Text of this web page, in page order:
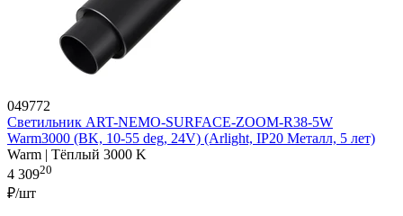
049772
Светильник ART-NEMO-SURFACE-ZOOM-R38-5W
Warm3000 (BK, 10-55 deg, 24V) (Arlight, IP20 Металл, 5 лет)
Warm | Тёплый 3000 K
4 30920
₽/шт